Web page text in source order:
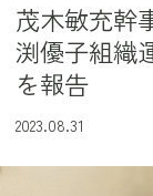
茂木敏充幹
渕優子組織
を報告
2023.08.31